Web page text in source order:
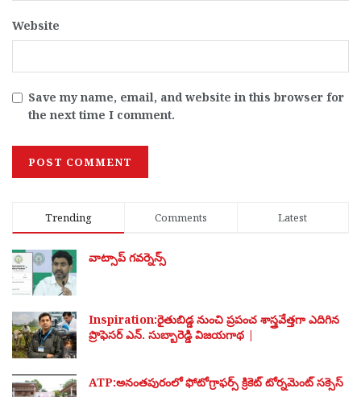
Website
Save my name, email, and website in this browser for
the next time I comment.
Trending Comments Latest
వాట్సాప్ గవర్నెన్స్
Inspiration:రైతుబిడ్డ నుంచి ప్రపంచ శాస్త్రవేత్తగా ఎదిగిన
ప్రొఫెసర్ ఎన్. సుబ్బారెడ్డి విజయగాథ |
ATP:అనంతపురంలో ఫోటోగ్రాఫర్స్ క్రికెట్ టోర్నమెంట్ సక్సెస్